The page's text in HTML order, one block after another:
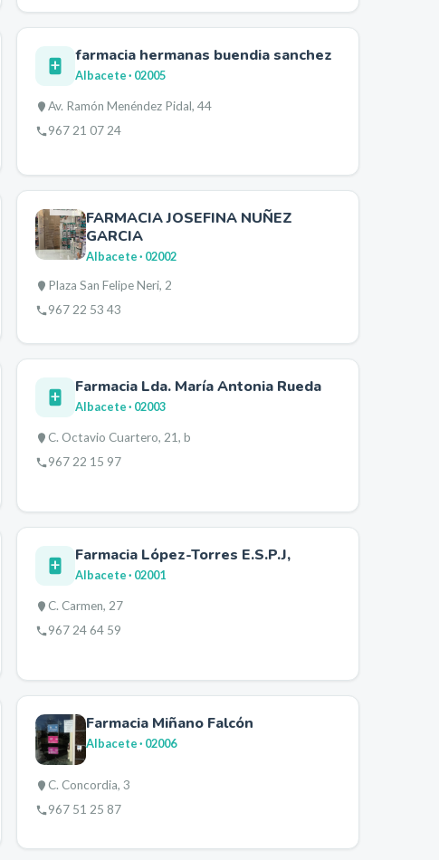
farmacia hermanas buendia sanchez
Albacete· 02005
Av. Ramón Menéndez Pidal, 44
967 21 07 24
FARMACIA JOSEFINA NUÑEZ
GARCIA
Albacete· 02002
Plaza San Felipe Neri, 2
967 22 53 43
Farmacia Lda. María Antonia Rueda
Albacete· 02003
C. Octavio Cuartero, 21, b
967 22 15 97
Farmacia López-Torres E.S.P.J,
Albacete· 02001
C. Carmen, 27
967 24 64 59
Farmacia Miñano Falcón
Albacete· 02006
C. Concordia, 3
967 51 25 87